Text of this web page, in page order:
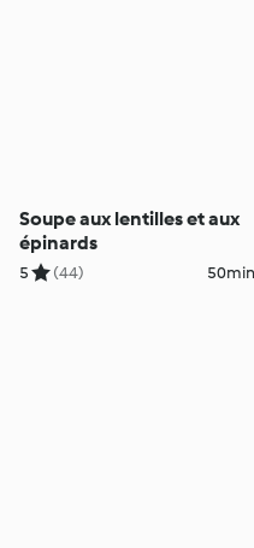
Soupe aux lentilles et aux
épinards
5 (44) 50min